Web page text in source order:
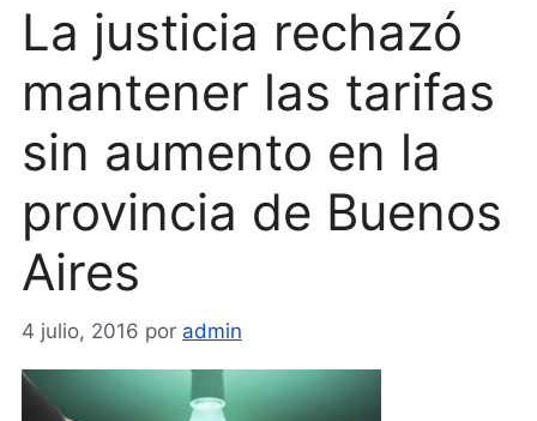
La justicia rechazó
mantener las tarifas
sin aumento en la
provincia de Buenos
Aires
4 julio, 2016 por admin